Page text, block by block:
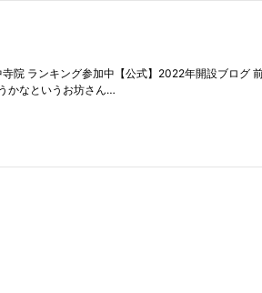
院 ランキング参加中【公式】2022年開設ブログ
かなというお坊さん…